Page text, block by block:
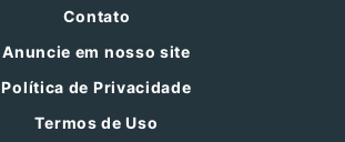
Contato
Anuncie em nosso site
Política de Privacidade
Termos de Uso